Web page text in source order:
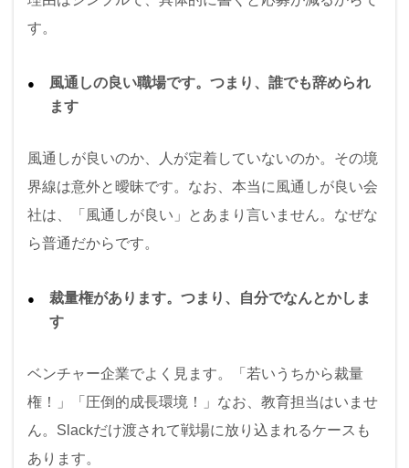
す。
風通しの良い職場です。つまり、誰でも辞められ
ます
風通しが良いのか、人が定着していないのか。その境
界線は意外と曖昧です。なお、本当に風通しが良い会
社は、「風通しが良い」とあまり言いません。なぜな
ら普通だからです。
裁量権があります。つまり、自分でなんとかしま
す
ベンチャー企業でよく見ます。「若いうちから裁量
権！」「圧倒的成長環境！」なお、教育担当はいませ
ん。Slackだけ渡されて戦場に放り込まれるケースも
あります。